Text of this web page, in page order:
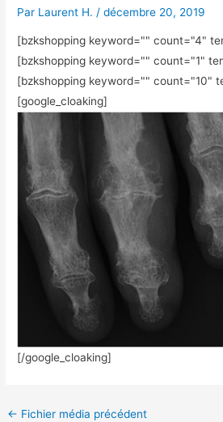
Par Laurent H. /décembre 20, 2019
[bzkshopping keyword="" count="4"
[bzkshopping keyword="" count="1"
[bzkshopping keyword="" count="10"
[google_cloaking]
[/google_cloaking]
← Fichier média précédent